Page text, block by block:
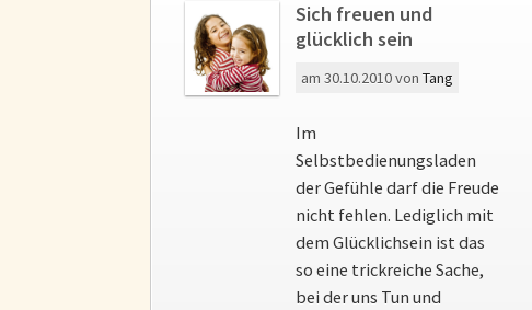
Sich freuen und
glücklich sein
am30.10.2010vonTang
Im
Selbstbedienungsladen
der Gefühle darf die Freude
nicht fehlen. Lediglich mit
dem Glücklichsein ist das
so eine trickreiche Sache,
bei der uns Tun und